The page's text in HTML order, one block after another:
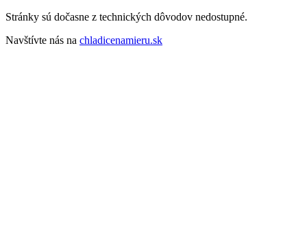
Stránky sú dočasne z technických dôvodov nedostupné.
Navštívte nás na chladicenamieru.sk